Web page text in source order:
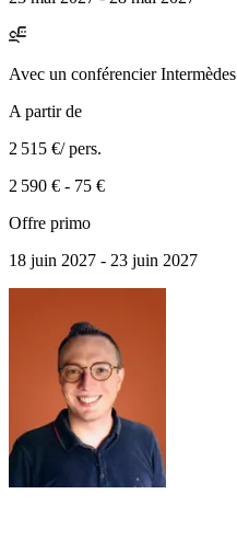
Avec un conférencier Intermèdes
A partir de
2 515 €/ pers.
2 590 € - 75 €
Offre primo
18 juin 2027 - 23 juin 2027